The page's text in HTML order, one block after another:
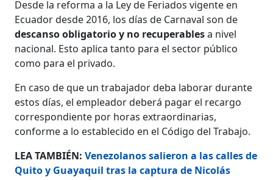
Desde la reforma a la Ley de Feriados vigente en
Ecuador desde 2016, los días de Carnaval son de
descanso obligatorio y no recuperablesa nivel
nacional. Esto aplica tanto para el sector público
como para el privado.
En caso de que un trabajador deba laborar durante
estos días, el empleador deberá pagar el recargo
correspondiente por horas extraordinarias,
conforme a lo establecido en el Código del Trabajo.
LEA TAMBIÉN:Venezolanos salieron a las calles de
Quito y Guayaquil tras la captura de Nicolás